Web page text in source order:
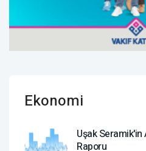
Ekonomi
Uşak
Raporu